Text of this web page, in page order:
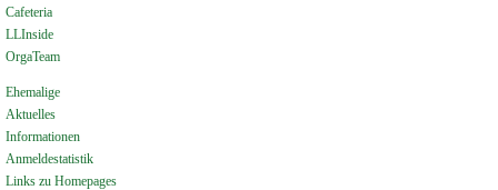
Cafeteria
LLInside
OrgaTeam
Ehemalige
Aktuelles
Informationen
Anmeldestatistik
Links zu Homepages